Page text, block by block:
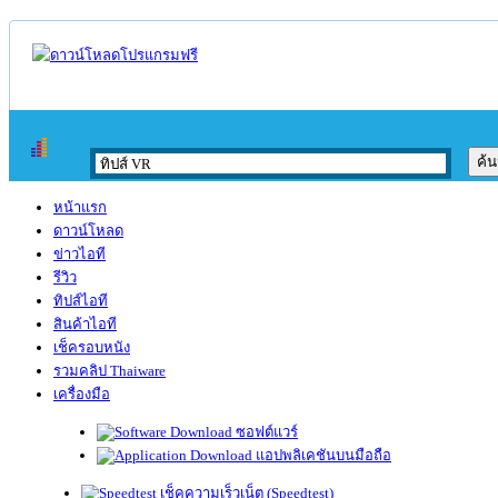
หน้าแรก
ดาวน์โหลด
ข่าวไอที
รีวิว
ทิปส์ไอที
สินค้าไอที
เช็ครอบหนัง
รวมคลิป Thaiware
เครื่องมือ
ซอฟต์แวร์
แอปพลิเคชันบนมือถือ
เช็คความเร็วเน็ต (Speedtest)